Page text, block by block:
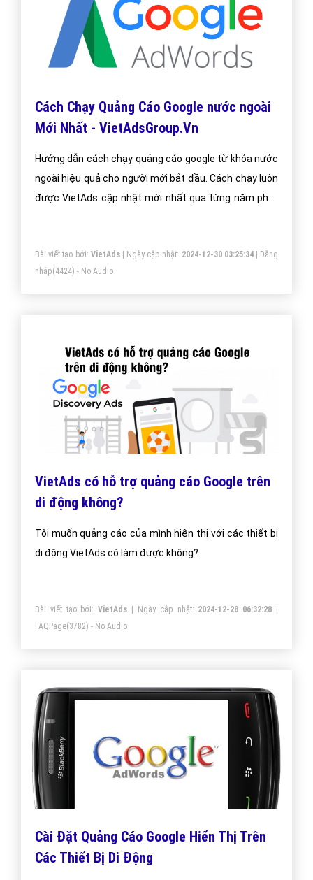
Cách Chạy Quảng Cáo Google nước ngoài
Mới Nhất - VietAdsGroup.Vn
Hướng dẫn cách chạy quảng cáo google từ khóa nước
ngoài hiệu quả cho người mới bắt đầu. Cách chạy luôn
được VietAds cập nhật mới nhất qua từng năm phát
Bài viết tạo bởi: VietAds| Ngày cập nhật: 2024-12-30 03:25:34|Đăng
nhập(4424) - No Audio
VietAds có hỗ trợ quảng cáo Google trên
di động không?
Tôi muốn quảng cáo của mình hiện thị với các thiết bị
di động VietAds có làm được không?
Bài viết tạo bởi:VietAds | Ngày cập nhật: 2024-12-28 06:32:28
FAQPage(3782) - No Audio
Cài Đặt Quảng Cáo Google Hiển Thị Trên
Các Thiết Bị Di Động